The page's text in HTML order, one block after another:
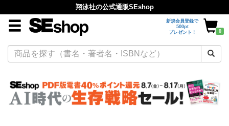
翔泳社の公式通販SEshop
新規会員登録で
500pt
プレゼント！
0